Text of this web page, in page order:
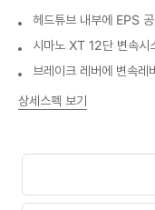
헤드튜브 내부에 EPS
시마노 XT 12단 변속시
브레이크 레버에 변속
상세스펙 보기